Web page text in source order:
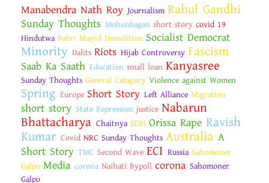
Manabendra Nath Roy Journalism Rahul Gandhi
Sunday Thoughts Mohunbagan short story covid 19
Hindutwa Babri Masjid Demolition Socialist Democrat
Minority Dalits Riots Hijab Controversy Fascism
Saab Ka Saath Education small loan Kanyasree
Sunday Thoughts General Catagory Violence against Women
Spring Europe Short Story Left Alliance Migration
short story State Repression justice Nabarun
Bhattacharya Chaitnya SEBI Orissa Rape Ravish
Kumar Covid NRC Sunday Thoughts Australia A
Short Story TMC Second Wave ECI Russia Sahomoner
Galpo Media corona Naihati Bypoll corona Sahomoner
Galpo